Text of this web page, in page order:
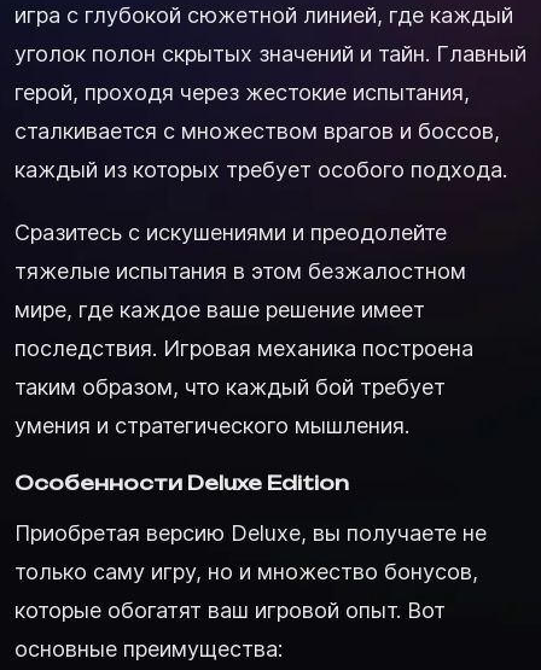
игра с глубокой сюжетной линией, где каждый
уголок полон скрытых значений и тайн. Главный
герой, проходя через жестокие испытания,
сталкивается с множеством врагов и боссов,
каждый из которых требует особого подхода.
Сразитесь с искушениями и преодолейте
тяжелые испытания в этом безжалостном
мире, где каждое ваше решение имеет
последствия. Игровая механика построена
таким образом, что каждый бой требует
умения и стратегического мышления.
Особенности Deluxe Edition
Приобретая версию Deluxe, вы получаете не
только саму игру, но и множество бонусов,
которые обогатят ваш игровой опыт. Вот
основные преимущества: